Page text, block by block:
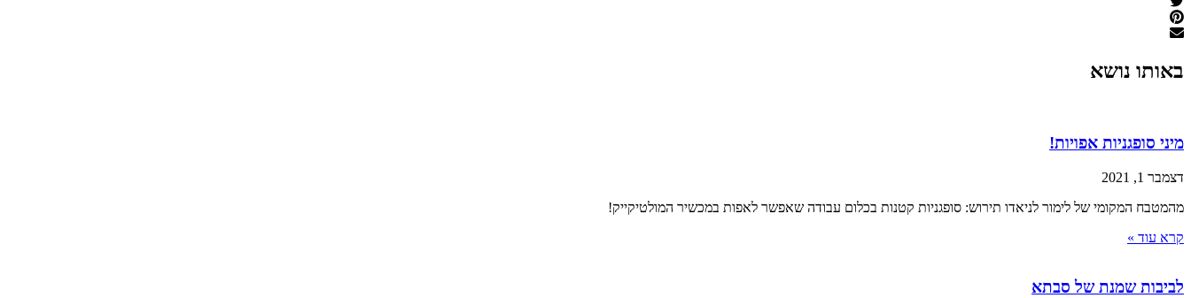
באותו נושא
מיני סופגניות אפויות!
דצמבר 1, 2021
מהמטבח המקומי של לימור לניאדו תירוש: סופגניות קטנות בכלום עבודה שאפשר לאפות במכשיר המולטיקייק!
קרא עוד »
לביבות שמנת של סבתא